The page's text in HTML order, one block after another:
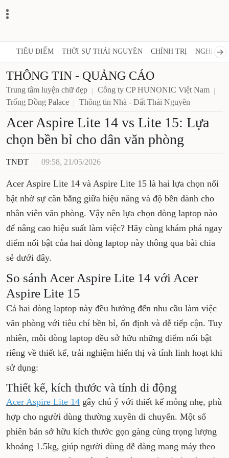
TIÊU ĐIỂM THỜI SỰ THÁI NGUYÊN CHÍNH TRỊ NGHỊ
THÔNG TIN - QUẢNG CÁO
Trung tâm luyện chữ đẹp
Công ty CP HUNONIC Việt Nam
Trống Đồng Palace
Thông tin Nhà - Đất Thái Nguyên
Acer Aspire Lite 14 vs Lite 15: Lựa
chọn bền bỉ cho dân văn phòng
TNĐT 09:58, 21/05/2026
Acer Aspire Lite 14 và Aspire Lite 15 là hai lựa chọn nổi
bật nhờ sự cân bằng giữa hiệu năng và độ bền dành cho
nhân viên văn phòng. Vậy nên lựa chọn dòng laptop nào
để nâng cao hiệu suất làm việc? Hãy cùng khám phá ngay
điểm nổi bật của hai dòng laptop này thông qua bài chia
sẻ dưới đây.
So sánh Acer Aspire Lite 14 với Acer
Aspire Lite 15
Cả hai dòng laptop này đều hướng đến nhu cầu làm việc
văn phòng với tiêu chí bền bỉ, ổn định và dễ tiếp cận. Tuy
nhiên, mỗi dòng laptop đều sở hữu những điểm nổi bật
riêng về thiết kế, trải nghiệm hiển thị và tính linh hoạt khi
sử dụng:
Thiết kế, kích thước và tính di động
Acer Aspire Lite 14 gây chú ý với thiết kế mỏng nhẹ, phù
hợp cho người dùng thường xuyên di chuyển. Một số
phiên bản sở hữu kích thước gọn gàng cùng trọng lượng
khoảng 1.5kg, giúp người dùng dễ dàng mang máy theo